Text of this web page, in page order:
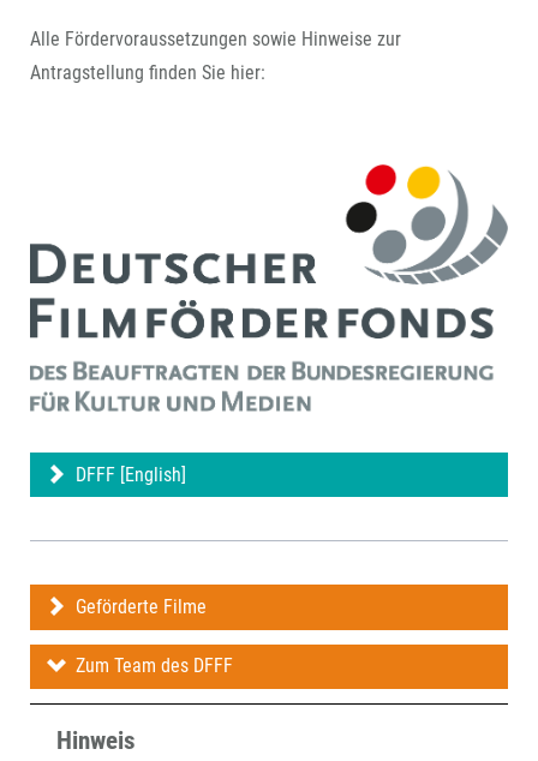
Alle Fördervoraussetzungen sowie Hinweise zur
Antragstellung finden Sie hier:
DFFF [English]
Geförderte Filme
Zum Team des DFFF
Hinweis